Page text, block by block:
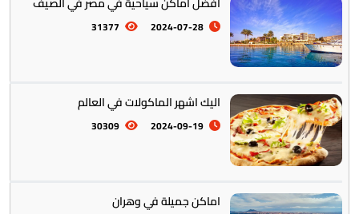
أستراليا || أوقيانوسيا
التراث والتقاليد
2024-07-28
31377
اليك اشهر الماكولات في العالم
2024-09-19
30309
اماكن جميلة في وهران